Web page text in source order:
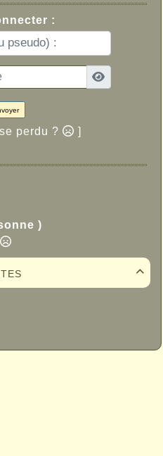
:
perdu ? ]
)
